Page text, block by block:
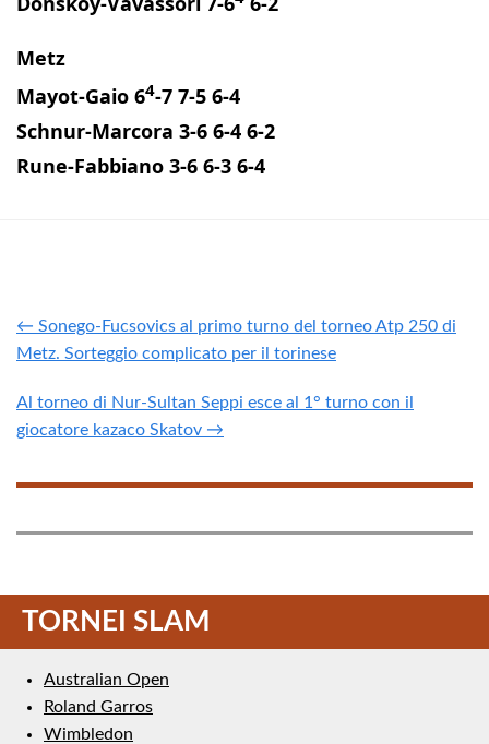
Metz
Mayot-Gaio 64-7 7-5 6-4
Schnur-Marcora 3-6 6-4 6-2
Rune-Fabbiano 3-6 6-3 6-4
← Sonego-Fucsovics al primo turno del torneo Atp 250 di
Metz. Sorteggio complicato per il torinese
Al torneo di Nur-Sultan Seppi esce al 1° turno con il
giocatore kazaco Skatov →
TORNEI SLAM
Australian Open
Roland Garros
Wimbledon